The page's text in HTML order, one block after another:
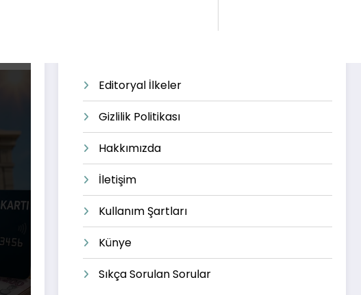
Editoryal İlkeler
Gizlilik Politikası
Hakkımızda
İletişim
Kullanım Şartları
Künye
Sıkça Sorulan Sorular